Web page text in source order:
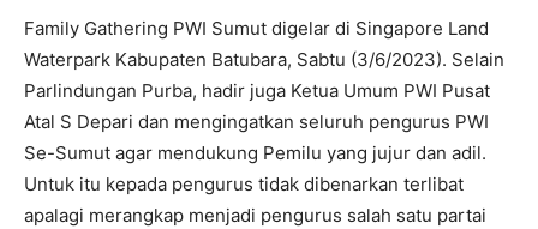
Family Gathering PWI Sumut digelar di Singapore Land
Waterpark Kabupaten Batubara, Sabtu (3/6/2023). Selain
Parlindungan Purba, hadir juga Ketua Umum PWI Pusat
Atal S Depari dan mengingatkan seluruh pengurus PWI
Se-Sumut agar mendukung Pemilu yang jujur dan adil.
Untuk itu kepada pengurus tidak dibenarkan terlibat
apalagi merangkap menjadi pengurus salah satu partai